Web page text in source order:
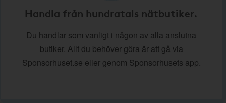
Handla från hundratals nätbutiker.
Du handlar som vanligt i någon av alla anslutna
butiker. Allt du behöver göra är att gå via
Sponsorhuset.se eller genom Sponsorhusets app.